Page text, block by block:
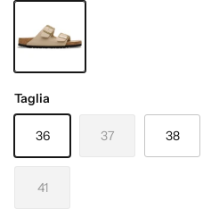
Taglia
36 37 38
41